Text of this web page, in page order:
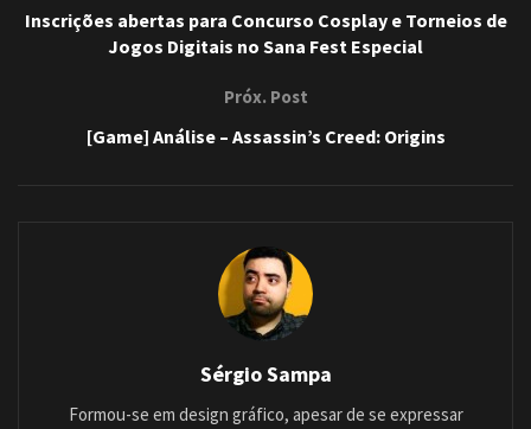
Inscrições abertas para Concurso Cosplay e Torneios de
Jogos Digitais no Sana Fest Especial
Próx. Post
[Game] Análise – Assassin’s Creed: Origins
Sérgio Sampa
Formou-se em design gráfico, apesar de se expressar